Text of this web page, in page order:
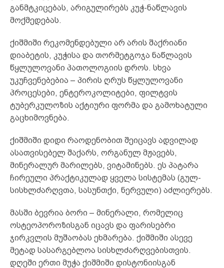
განმტკიცებას, არიგულირებს კუჭ-ნაწლავის
მოქმედებას.
ქიშმიში რეკომენდებული არ არის შაქრიანი
დიაბეტის, კუჭისა და თორმეტგოჯა ნაწლავის
წყლულოვანი პათოლოგიის დროს. სხვა
უკუჩვენებებია – პირის ღრუს წყლულოვანი
პროცესები, ენტეროკოლიტები, ფილტვის
ტუბერკულოზის აქტიური ფორმა და გამოხატული
გაცხიმოვნება.
ქიშმიში დიდი რაოდენობით შეიცავს ადვილად
ასათვისებელ შაქარს, ორგანულ მჟავებს,
მინერალურ მარილებს, ვიტამინებს. ეს პატარა
ჩირეული პრაქტიკულად ყველა სისტემას (გულ-
სისხლძარღვთა, სასუნთქი, ნერვული) აძლიერებს.
მასში ბევრია ბორი – მინერალი, რომელიც
ოსტეოპოროზისგან იცავს და ფარისებრი
ჯირკვლის მუშაობას ეხმარება. ქიშმიში ასევე
მეტად სასარგებლოა სისხლძარღვებისთვის.
დღეში ერთი მუჭა ქიშმიში დისტონიისგან